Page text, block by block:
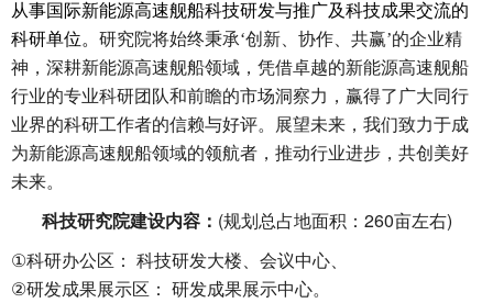
从事国际新能源高速舰船科技研发与推广及科技成果交流的
科研单位。 研究院将始终秉承‘创新、协作、共赢’的企业精
神，深耕新能源高速舰船领域，凭借卓越的新能源高速舰船
行业的专业科研团队和前瞻的市场洞察力，赢得了广大同行
业界的科研工作者的信赖与好评。展望未来，我们致力于成
为新能源高速舰船领域的领航者，推动行业进步，共创美好
未来。
科技研究院建设内容： (规划总占地面积： 260亩左右)
①科研办公区： 科技研发大楼、会议中心、
②研发成果展示区： 研发成果展示中心。